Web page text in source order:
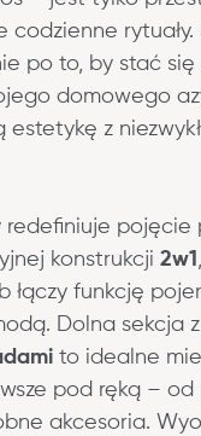
codzienne rytuały.
po to, by stać
domowego
estetykę z
redefiniuje pojęcie
konstrukcji 2w1
łączy funkcję
Dolna sekcja z
to idealne
pod ręką – od
akcesoria.